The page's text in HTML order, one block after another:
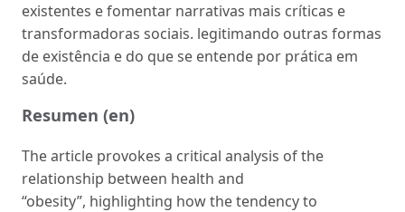
existentes e fomentar narrativas mais críticas e
transformadoras sociais. legitimando outras formas
de existência e do que se entende por prática em
saúde.
Resumen (en)
The article provokes a critical analysis of the
relationship between health and
“obesity”, highlighting how the tendency to